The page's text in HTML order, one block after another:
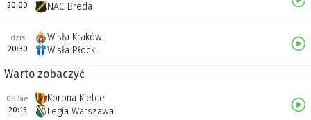
20:00
NAC Breda
dziś
20:30
Wisła Kraków
Wisła Płock
Warto zobaczyć
08 Sie
20:15
Korona Kielce
Legia Warszawa